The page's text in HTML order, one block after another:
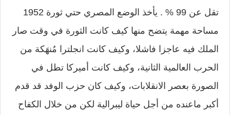
تقل عن 99 % . يأخذ الوضع المصري حتي ثورة 1952
مساحة مهمة يتضح منها كيف كانت الثورة في وقت صار
الملك فيه عاجزا فاشلا، وكيف كانت انجلترا مُنهَكة من
الحرب العالمية الثانية، وكيف كانت أميركا تطل في
الصورة بعصر الانقلابات، وكيف كان حزب الوفد قد قدم
أكبر ماعنده من أجل حياة ليبرالية لكن من خلال الكفاح